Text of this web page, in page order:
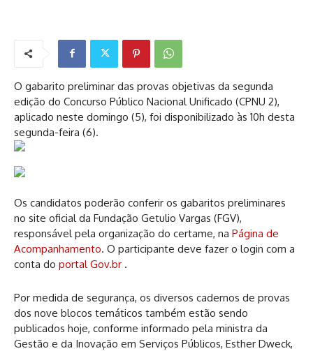
O gabarito preliminar das provas objetivas da segunda
edição do Concurso Público Nacional Unificado (CPNU 2),
aplicado neste domingo (5), foi disponibilizado às 10h desta
segunda-feira (6).
Os candidatos poderão conferir os gabaritos preliminares
no site oficial da Fundação Getulio Vargas (FGV),
responsável pela organização do certame, na Página de
Acompanhamento. O participante deve fazer o login com a
conta do portal Gov.br .
Por medida de segurança, os diversos cadernos de provas
dos nove blocos temáticos também estão sendo
publicados hoje, conforme informado pela ministra da
Gestão e da Inovação em Serviços Públicos, Esther Dweck,